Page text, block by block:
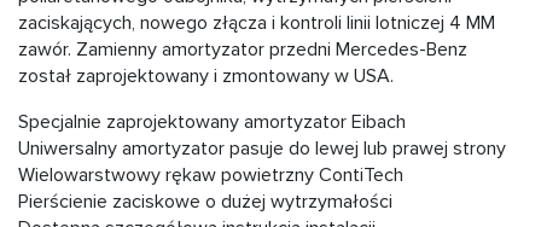
zaciskających, nowego złącza i kontroli linii lotniczej 4 MM
zawór. Zamienny amortyzator przedni Mercedes-Benz
został zaprojektowany i zmontowany w USA.
Specjalnie zaprojektowany amortyzator Eibach
Uniwersalny amortyzator pasuje do lewej lub prawej strony
Wielowarstwowy rękaw powietrzny ContiTech
Pierścienie zaciskowe o dużej wytrzymałości